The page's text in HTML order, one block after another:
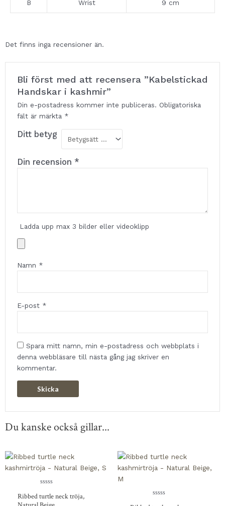
B Wrist 9 cm
Det finns inga recensioner än.
Bli först med att recensera ”Kabelstickad
Handskar i kashmir”
Din e-postadress kommer inte publiceras. Obligatoriska
fält är märkta *
Ditt betyg
Din recension *
Ladda upp max 3 bilder eller videoklipp
Namn *
E-post *
Spara mitt namn, min e-postadress och webbplats i
denna webbläsare till nästa gång jag skriver en
kommentar.
Du kanske också gillar...
0
av
Ribbed turtle neck tröja,